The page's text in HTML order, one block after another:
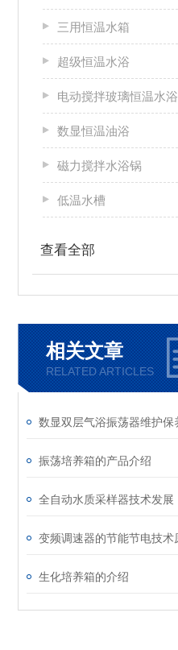
三用恒温水箱
超级恒温水浴
电动搅拌玻璃恒温水浴
数显恒温油浴
磁力搅拌水浴锅
低温水槽
查看全部
相关文章
RELATED ARTICLES
振荡培养箱的产品介绍
全自动水质采样器技术发展
生化培养箱的介绍